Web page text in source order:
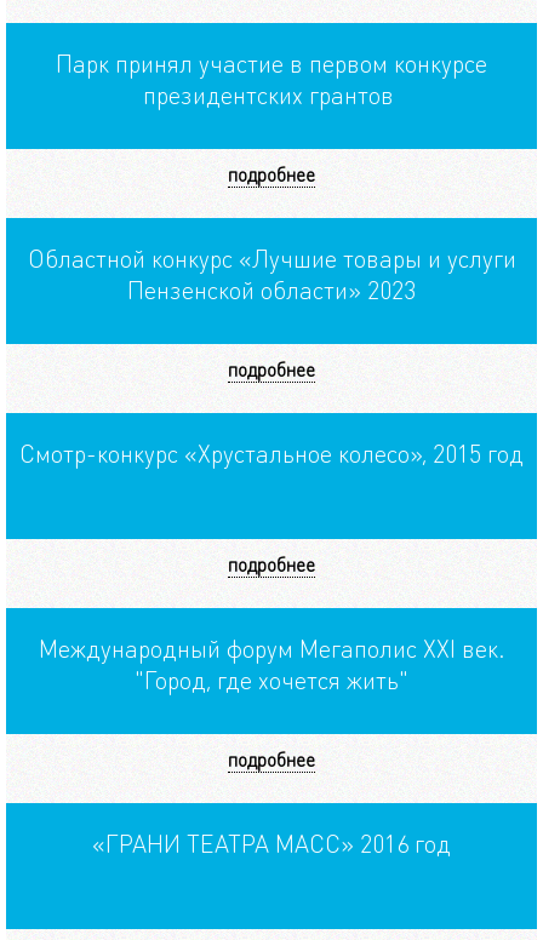
Парк принял участие в первом конкурсе
президентских грантов
подробнее
Областной конкурс «Лучшие товары и услуги
Пензенской области» 2023
подробнее
Смотр-конкурс «Хрустальное колесо», 2015 год
подробнее
Международный форум Мегаполис XXI век.
"Город, где хочется жить"
подробнее
«ГРАНИ ТЕАТРА МАСС» 2016 год